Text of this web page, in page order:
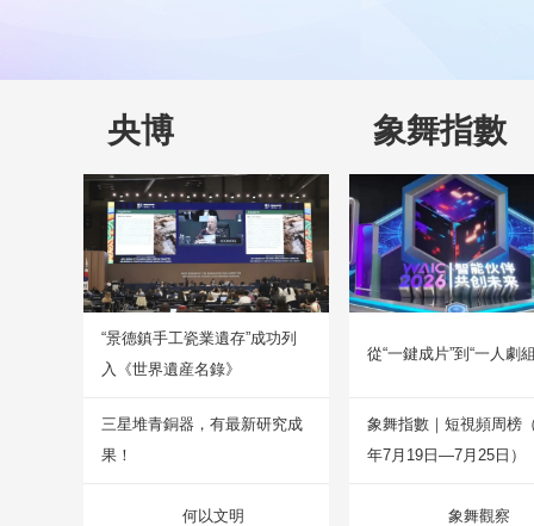
央博
“景德鎮手工瓷業遺存”成功列
入《世界遺産名錄》
三星堆青銅器，有最新研究成
果！
何以文明
象舞指數
從“一鍵成片”到“一人劇
象舞指數｜短視頻周榜
年7月19日—7月25日）
象舞觀察